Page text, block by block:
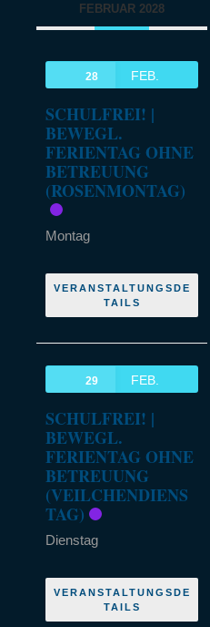
FEBRUAR 2028
28 FEB.
SCHULFREI! |
BEWEGL.
FERIENTAG OHNE
BETREUUNG
(ROSENMONTAG)
Montag
VERANSTALTUNGSDE
TAILS
29 FEB.
SCHULFREI! |
BEWEGL.
FERIENTAG OHNE
BETREUUNG
(VEILCHENDIENS
TAG)
Dienstag
VERANSTALTUNGSDE
TAILS